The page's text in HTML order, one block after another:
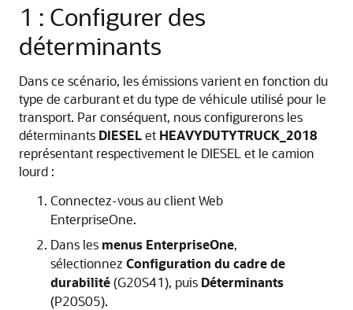
1 : Configurer des
déterminants
Dans ce scénario, les émissions varient en fonction du
type de carburant et du type de véhicule utilisé pour le
transport. Par conséquent, nous configurerons les
déterminants DIESELet HEAVYDUTYTRUCK_2018
représentant respectivement le DIESEL et le camion
lourd :
Connectez-vous au client Web
EnterpriseOne.
Dans les menus EnterpriseOne,
sélectionnez Configuration du cadre de
durabilité(G20S41), puis Déterminants
(P20S05).